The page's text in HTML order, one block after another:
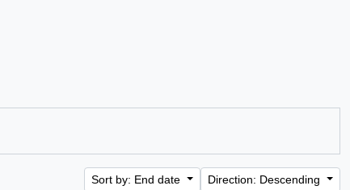
Sort by: End date Direction: Descending